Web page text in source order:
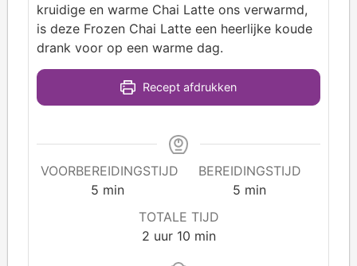
kruidige en warme Chai Latte ons verwarmd,
is deze Frozen Chai Latte een heerlijke koude
drank voor op een warme dag.
Recept afdrukken
VOORBEREIDINGSTIJD
5 min
BEREIDINGSTIJD
5 min
TOTALE TIJD
2 uur 10 min